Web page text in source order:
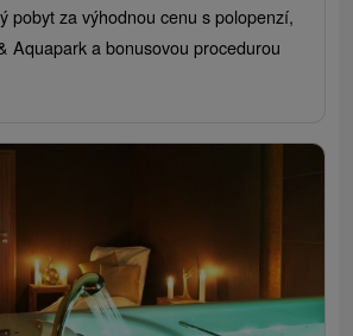
pobyt za výhodnou cenu s polopenzí,
Aquapark a bonusovou procedurou